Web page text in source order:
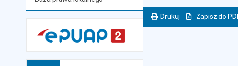
Drukuj Zapisz do